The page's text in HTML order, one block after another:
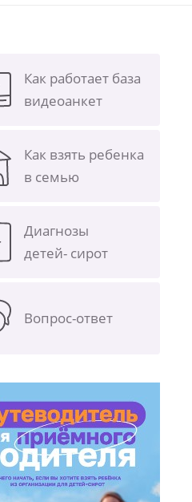
Как работает база
видеоанкет
Как взять ребенка
в семью
Диагнозы
детей- сирот
Вопрос-ответ